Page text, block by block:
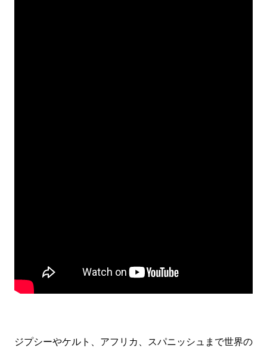
ジプシーやケルト、アフリカ、スパニッシュまで世界の